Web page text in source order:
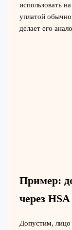
использовать
уплатой
делает его
Пример:
через HSA
Допустим, лицо